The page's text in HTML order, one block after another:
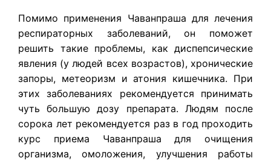
Помимо применения Чаванпраша для лечения
респираторных заболеваний, он поможет
решить такие проблемы, как диспепсические
явления (у людей всех возрастов), хронические
запоры, метеоризм и атония кишечника. При
этих заболеваниях рекомендуется принимать
чуть большую дозу препарата. Людям после
сорока лет рекомендуется раз в год проходить
курс приема Чаванпраша для очищения
организма, омоложения, улучшения работы